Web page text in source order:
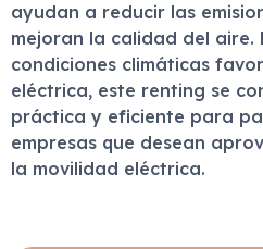
ayudan a reducir las
mejoran la calidad del aire.
condiciones climáticas
eléctrica, este renting se
práctica y eficiente para
empresas que desean
la movilidad eléctrica.